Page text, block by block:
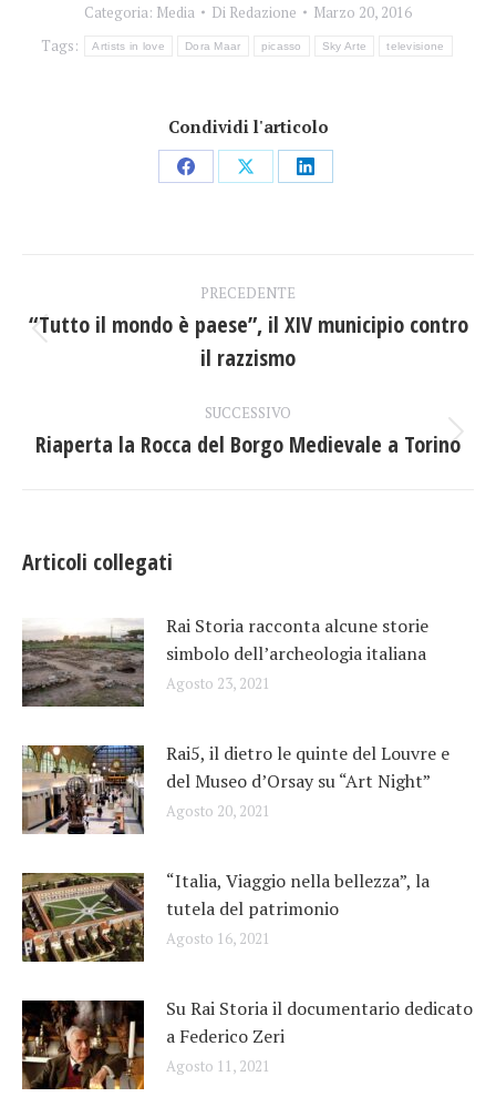
Categoria: Media Di Redazione
Marzo 20, 2016
Tags:
Artists in love Dora Maar picasso Sky Arte televisione
Condividi l'articolo
CondividiCondividiCondividi
tra
post
PRECEDENTE
Post
precedente:
“Tutto il mondo è paese”, il XIV municipio contro
il razzismo
SUCCESSIVO
Prossimo
Riaperta la Rocca del Borgo Medievale a Torino
Articoli collegati
Rai Storia racconta alcune storie
simbolo dell’archeologia italiana
Agosto 23, 2021
Rai5, il dietro le quinte del Louvre e
del Museo d’Orsay su “Art Night”
Agosto 20, 2021
“Italia, Viaggio nella bellezza”, la
tutela del patrimonio
Agosto 16, 2021
Su Rai Storia il documentario dedicato
a Federico Zeri
Agosto 11, 2021